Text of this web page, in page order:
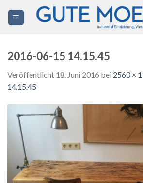
Inhalt
2016-06-15 14.15.45
Veröffentlicht 18. Juni 2016 bei 2560 ×
14.15.45